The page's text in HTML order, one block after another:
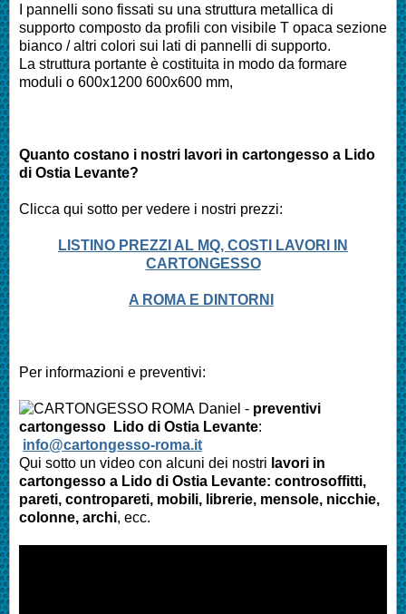
I pannelli sono fissati su una struttura metallica di
supporto composto da profili con visibile T opaca sezione
bianco / altri colori sui lati di pannelli di supporto.
La struttura portante è costituita in modo da formare
moduli o 600x1200 600x600 mm,
Quanto costano i nostri lavori in cartongesso a Lido
di Ostia Levante?
Clicca qui sotto per vedere i nostri prezzi:
LISTINO PREZZI AL MQ, COSTI LAVORI IN
CARTONGESSO
A ROMA E DINTORNI
Per informazioni e preventivi:
Daniel - preventivi
cartongesso Lido di Ostia Levante:
info@cartongesso-roma.it
Qui sotto un video con alcuni dei nostri lavori in
cartongesso a Lido di Ostia Levante: controsoffitti,
pareti, contropareti, mobili, librerie, mensole, nicchie,
colonne, archi, ecc.